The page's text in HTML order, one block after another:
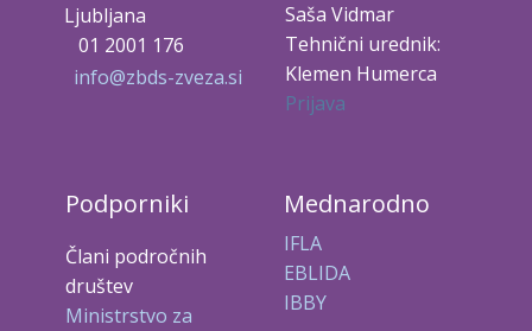
Ljubljana
01 2001 176
info@zbds-zveza.si
Saša Vidmar
Tehnični urednik:
Klemen Humerca
Prijava
Podporniki
Člani področnih
društev
Ministrstvo za
Mednarodno
IFLA
EBLIDA
IBBY